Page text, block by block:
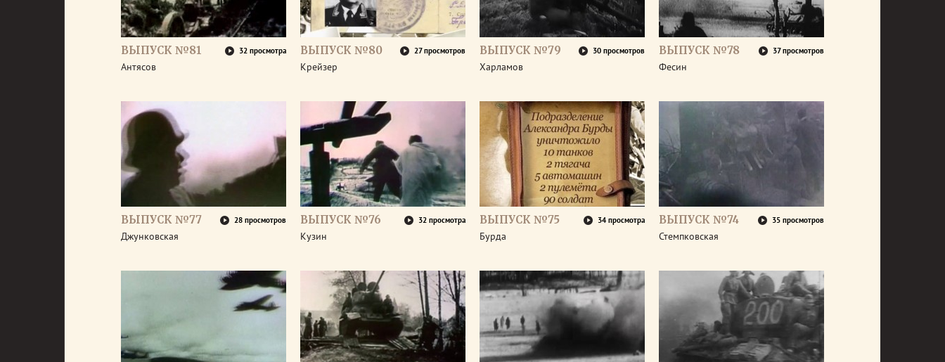
ВЫПУСК №81 32 просмотра
Антясов
ВЫПУСК №80 27 просмотров
Крейзер
ВЫПУСК №79 30 просмотров
Харламов
ВЫПУСК №78 37 просмотров
Фесин
ВЫПУСК №77 28 просмотров
Джунковская
ВЫПУСК №76 32 просмотра
Кузин
ВЫПУСК №75 34 просмотра
Бурда
ВЫПУСК №74 35 просмотров
Стемпковская